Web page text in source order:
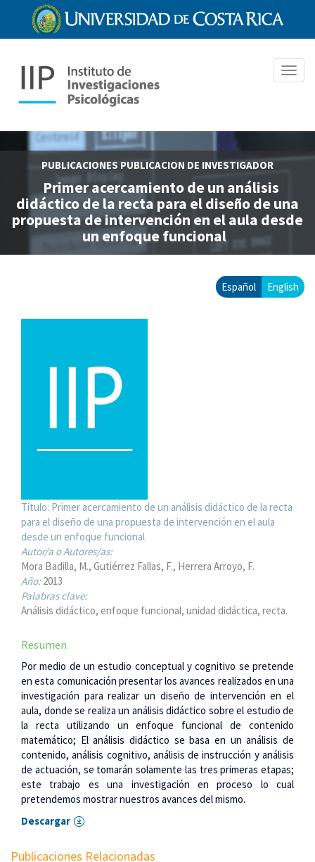
contenido
PUBLICACIONES PUBLICACION DE INVESTIGADOR
Primer acercamiento de un análisis
didáctico de la recta para el diseño de una
propuesta de intervención en el aula desde
un enfoque funcional
Español English
Título: Primer acercamiento de un análisis didáctico de la recta
para el diseño de una propuesta de intervención en el aula
desde un enfoque funcional
Autor/a o Autores/as:
Mora Badilla, M., Gutiérrez Fallas, F., Herrera Arroyo, F.
Año:2013
Palabras clave:
Análisis didáctico, enfoque funcional, unidad didáctica, recta.
Resumen
Por medio de un estudio conceptual y cognitivo se pretende
en esta comunicación presentar los avances realizados en una
investigación para realizar un diseño de intervención en el
aula, donde se realiza un análisis didáctico sobre el estudio de
la recta utilizando un enfoque funcional de contenido
matemático; El análisis didáctico se basa en un análisis de
contenido, análisis cognitivo, análisis de instrucción y análisis
de actuación, se tomarán solamente las tres primeras etapas;
este trabajo es una investigación en proceso lo cual
pretendemos mostrar nuestros avances del mismo.
Descargar
Publicaciones Relacionadas